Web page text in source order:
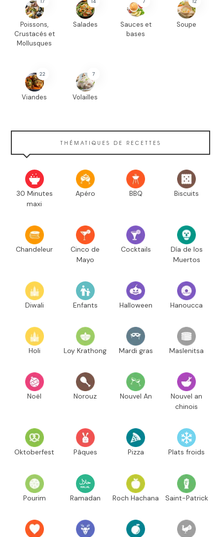
17
Poissons,
Crustacés et
Mollusques
14
Salades
7
Sauces et
bases
12
Soupe
22
Viandes
7
Volailles
THÉMATIQUES DE RECETTES
30 Minutes
maxi
Apéro BBQ Biscuits
Chandeleur
Cinco de
Mayo
Cocktails
Día de los
Muertos
Diwali Enfants Halloween Hanoucca
Holi Loy Krathong Mardi gras Maslenitsa
Noël Norouz Nouvel An
Nouvel an
chinois
Oktoberfest Pâques Pizza Plats froids
Pourim Ramadan Roch Hachana Saint-Patrick